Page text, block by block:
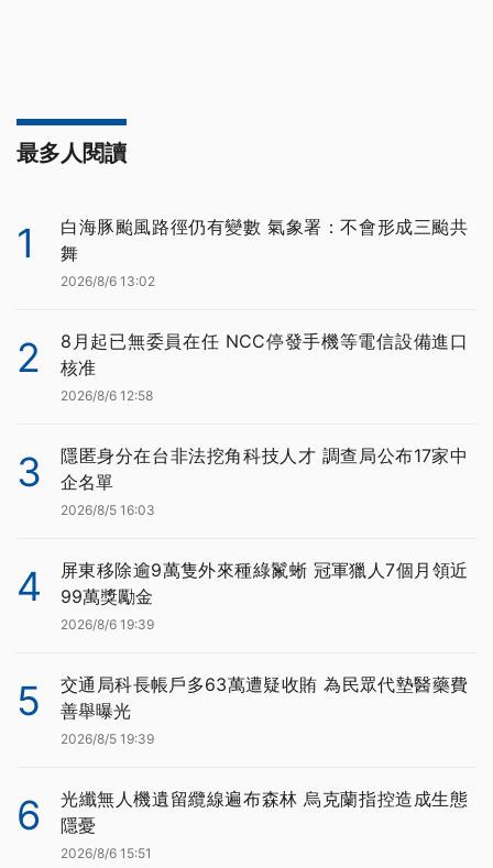
最多人閱讀
1
白海豚颱風路徑仍有變數 氣象署：不會形成三颱共
舞
2026/8/6 13:02
2
8月起已無委員在任 NCC停發手機等電信設備進口
核准
2026/8/6 12:58
3
隱匿身分在台非法挖角科技人才 調查局公布17家中
企名單
2026/8/5 16:03
4
屏東移除逾9萬隻外來種綠鬣蜥 冠軍獵人7個月領近
99萬獎勵金
2026/8/6 19:39
5
交通局科長帳戶多63萬遭疑收賄 為民眾代墊醫藥費
善舉曝光
2026/8/5 19:39
6
光纖無人機遺留纜線遍布森林 烏克蘭指控造成生態
隱憂
2026/8/6 15:51